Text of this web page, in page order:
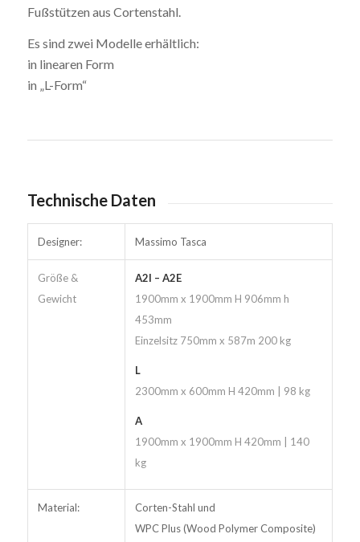
Fußstützen aus Cortenstahl.
Es sind zwei Modelle erhältlich:
in linearen Form
in „L-Form“
Technische Daten
Designer: Massimo Tasca
Größe &
Gewicht
A2I – A2E
1900mm x 1900mm H 906mm h
453mm
Einzelsitz 750mm x 587m 200 kg
L
2300mm x 600mm H 420mm | 98 kg
A
1900mm x 1900mm H 420mm | 140
kg
Material:
Corten-Stahl und
WPC Plus (Wood Polymer Composite)